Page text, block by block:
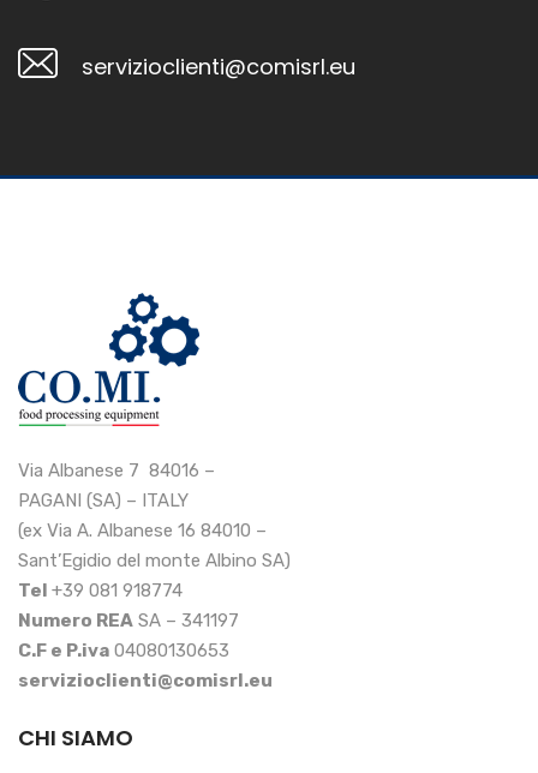
servizioclienti@comisrl.eu
Via Albanese 7 84016 –
PAGANI (SA) – ITALY
(ex Via A. Albanese 16 84010 –
Sant’Egidio del monte Albino SA)
Tel +39 081 918774
Numero REA SA – 341197
C.F e P.iva 04080130653
servizioclienti@comisrl.eu
CHI SIAMO